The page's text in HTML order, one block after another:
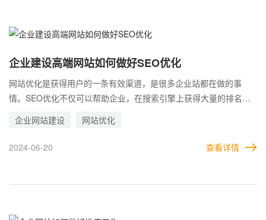
企业建设高端网站如何做好SEO优化
网站优化是获得用户的一条有效渠道，是很多企业站都在做的事
情。SEO优化不仅可以帮助企业，在搜索引擎上获得大量的排名和
优化涉及到的细节很多，是一个长期的过程。需要反反复复，根据
SEO知识，以及网站在搜索引擎上的结果，不断分析和调整才行。
企业网站建设 网站优化
2024-06-20 查看详情